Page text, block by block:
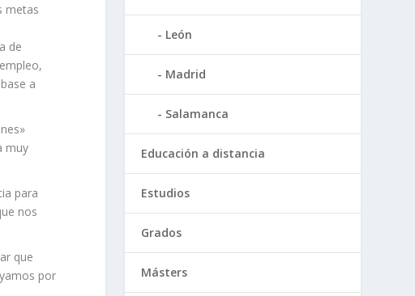
metas
de
a
muy
para
nos
que
por
León
Madrid
Salamanca
Educación a distancia
Estudios
Grados
Másters